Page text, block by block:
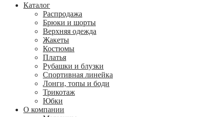
Каталог
Распродажа
Брюки и шорты
Верхняя одежда
Жакеты
Костюмы
Платья
Рубашки и блузки
Спортивная линейка
Лонги, топы и боди
Трикотаж
Юбки
О компании